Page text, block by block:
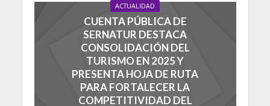
ACTUALIDAD
CUENTA PÚBLICA DE
SERNATUR DESTACA
CONSOLIDACIÓN DEL
TURISMO EN 2025 Y
PRESENTA HOJA DE RUTA
PARA FORTALECER LA
COMPETITIVIDAD DEL